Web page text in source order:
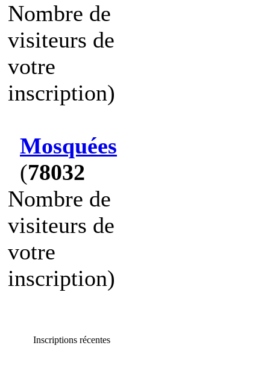
Nombre de
visiteurs de
votre
inscription)
Mosquées
(78032
Nombre de
visiteurs de
votre
inscription)
Inscriptions récentes